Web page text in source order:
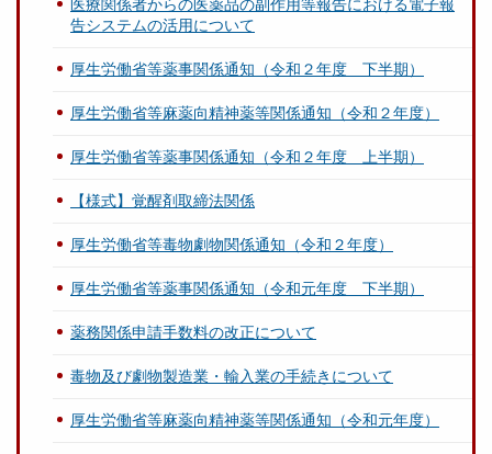
医療関係者からの医薬品の副作用等報告における電子報
告システムの活用について
厚生労働省等薬事関係通知（令和２年度 下半期）
厚生労働省等麻薬向精神薬等関係通知（令和２年度）
厚生労働省等薬事関係通知（令和２年度 上半期）
【様式】覚醒剤取締法関係
厚生労働省等毒物劇物関係通知（令和２年度）
厚生労働省等薬事関係通知（令和元年度 下半期）
薬務関係申請手数料の改正について
毒物及び劇物製造業・輸入業の手続きについて
厚生労働省等麻薬向精神薬等関係通知（令和元年度）